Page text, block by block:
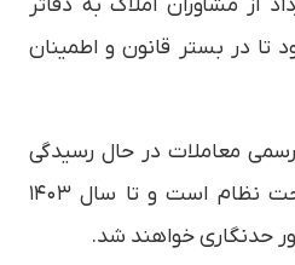
تا در بستر قانون و اطمینان
معاملات در حال رسیدگی
در مجمع تشخیص مصلحت نظام است و تا سال ۱۴۰۳
حدنگاری خواهند شد.